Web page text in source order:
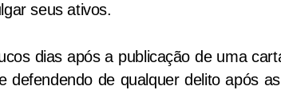
seus ativos.
dias após a publicação de uma
defendendo de qualquer delito após